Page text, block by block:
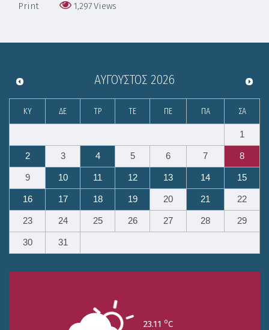
Print 1,297Views
ΑΎΓΟΥΣΤΟΣ 2026
ΚΥ ΔΕ ΤΡ ΤΕ ΠΕ ΠΑ ΣΑ
1
2 3 4 5 6 7 8
9 10 11 12 13 14 15
16 17 18 19 20 21 22
23 24 25 26 27 28 29
30 31
23.11 oC